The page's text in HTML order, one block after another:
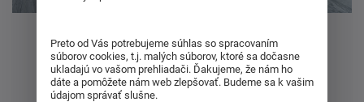
Preto od Vás potrebujeme súhlas so spracovaním
súborov cookies, t.j. malých súborov, ktoré sa dočasne
ukladajú vo vašom prehliadači. Ďakujeme, že nám ho
dáte a pomôžete nám web zlepšovať. Budeme sa k vašim
údajom správať slušne.